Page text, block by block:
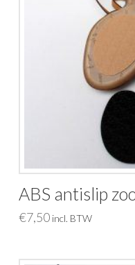
ABS antislip
€7,50 incl. BTW